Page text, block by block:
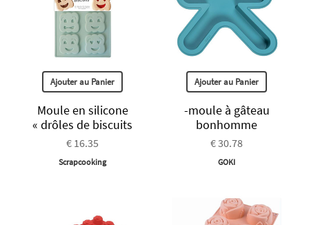
Ajouter au Panier
Moule en silicone
« drôles de biscuits
€ 16.35
Scrapcooking
Ajouter au Panier
-moule à gâteau
bonhomme
€ 30.78
GOKI